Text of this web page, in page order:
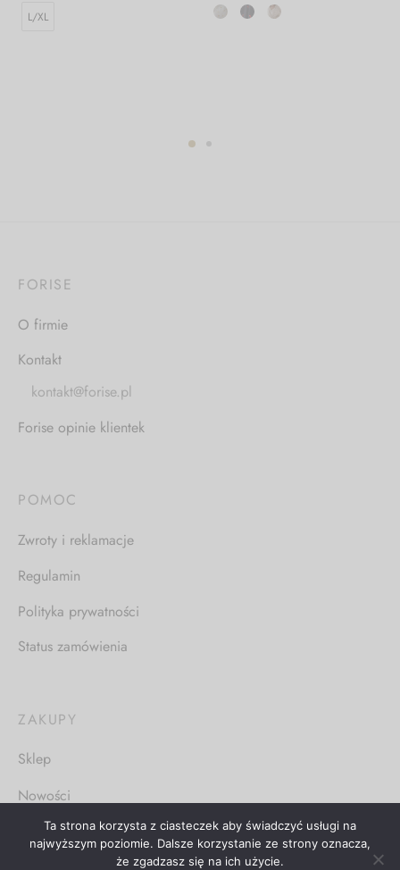
L/XL
FORISE
O firmie
Kontakt
kontakt@forise.pl
Forise opinie klientek
POMOC
Zwroty i reklamacje
Regulamin
Polityka prywatności
Status zamówienia
ZAKUPY
Sklep
Nowości
Ta strona korzysta z ciasteczek aby świadczyć usługi na
najwyższym poziomie. Dalsze korzystanie ze strony oznacza,
że zgadzasz się na ich użycie.